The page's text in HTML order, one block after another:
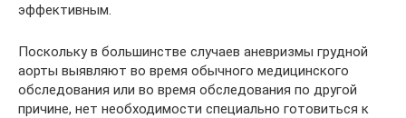
эффективным.
Поскольку в большинстве случаев аневризмы грудной
аорты выявляют во время обычного медицинского
обследования или во время обследования по другой
причине, нет необходимости специально готовиться к